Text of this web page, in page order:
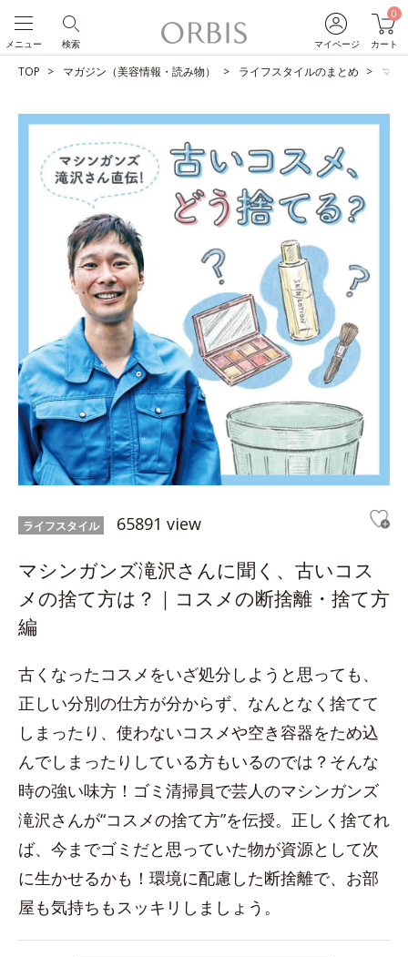
マイページ
0
カート
検索
メニュー
TOP マガジン（美容情報・読み物） ライフスタイルのまとめ マシ
ライフスタイル 65891 view
マシンガンズ滝沢さんに聞く、古いコス
メの捨て方は？｜コスメの断捨離・捨て方
編
古くなったコスメをいざ処分しようと思っても、
正しい分別の仕方が分からず、なんとなく捨てて
しまったり、使わないコスメや空き容器をため込
んでしまったりしている方もいるのでは？そんな
時の強い味方！ゴミ清掃員で芸人のマシンガンズ
滝沢さんが“コスメの捨て方”を伝授。正しく捨てれ
ば、今までゴミだと思っていた物が資源として次
に生かせるかも！環境に配慮した断捨離で、お部
屋も気持ちもスッキリしましょう。